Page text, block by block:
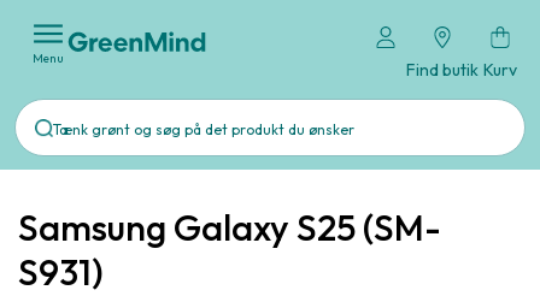
Menu
Find butik Kurv
Samsung Galaxy S25 (SM-
S931)